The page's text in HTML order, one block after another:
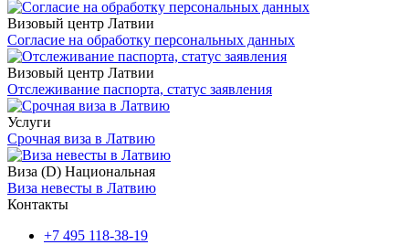
Визовый центр Латвии
Согласие на обработку персональных данных
Визовый центр Латвии
Отслеживание паспорта, статус заявления
Услуги
Срочная виза в Латвию
Виза (D) Национальная
Виза невесты в Латвию
Контакты
+7 495 118-38-19